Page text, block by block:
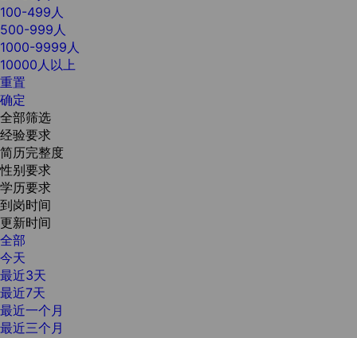
100-499人
500-999人
1000-9999人
10000人以上
重置
确定
全部筛选
经验要求
简历完整度
性别要求
学历要求
到岗时间
更新时间
全部
今天
最近3天
最近7天
最近一个月
最近三个月